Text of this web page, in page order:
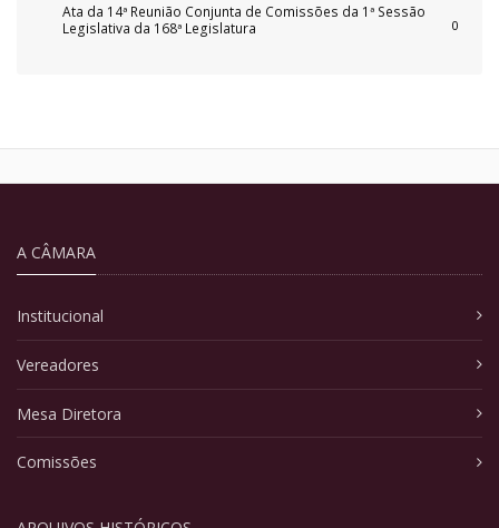
Ata da 14ª Reunião Conjunta de Comissões da 1ª Sessão
Legislativa da 168ª Legislatura
0
A CÂMARA
Institucional
Vereadores
Mesa Diretora
Comissões